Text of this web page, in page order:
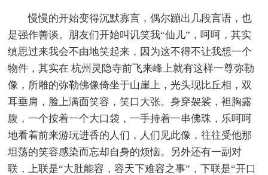
慢慢的开始变得沉默寡言，偶尔蹦出几段言语，也
是强作善谈。朋友们开始叫讥笑我“仙儿”，呵呵，其实
缜思过来我会不由地笑起来，因为这不得不让我想一个
物件，其实在 杭州灵隐寺前飞来峰上就有这样一尊弥勒
像，所雕的弥勒佛像倚坐于山崖上，光头现比丘相，双
耳垂肩，脸上满面笑容，笑口大张。身穿袈裟，袒胸露
腹，一个按着一个大口袋，一手持着一串佛珠，乐呵呵
地看着前来游玩进香的人们，人们见此像，往往受他那
坦荡的笑容感染而忘却自身的烦恼。另外还有一副对
联，上联是“大肚能容，容天下难容之事”，下联是“开口